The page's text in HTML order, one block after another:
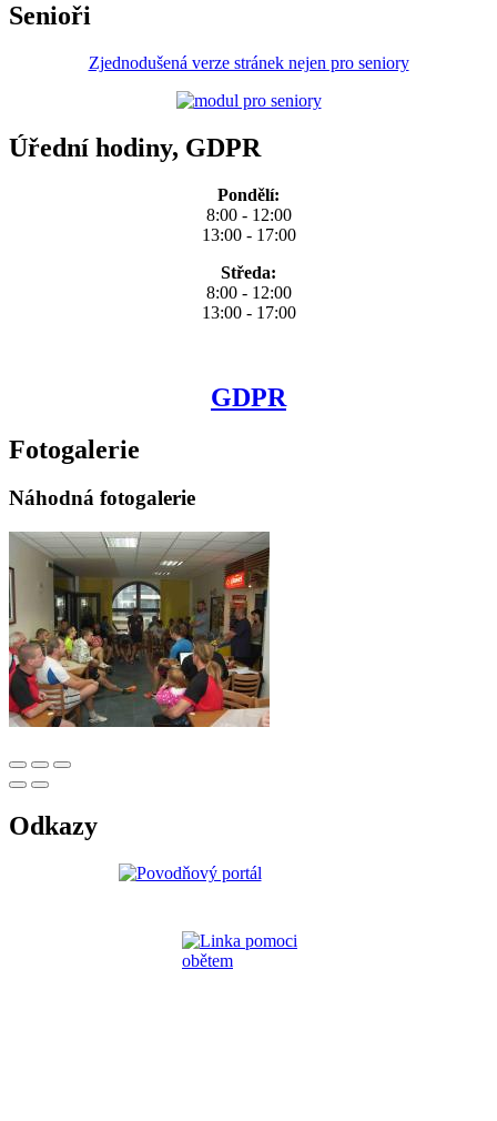
Senioři
Zjednodušená verze stránek nejen pro seniory
Úřední hodiny, GDPR
Pondělí:
8:00 - 12:00
13:00 - 17:00
Středa:
8:00 - 12:00
13:00 - 17:00
GDPR
Fotogalerie
Náhodná fotogalerie
Odkazy